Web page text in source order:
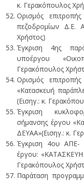
κ. Γερακόπουλος
Ορισμός
πεζοδρομίων Δ.Ε.
Χρήστος)
Έγκριση 4ης
υποέργου
Γερακόπουλος
Ορισμός
«Κατασκευή
(Εισηγ.: κ.
Έγκριση
σήμανσης έργου
ΔΕΥΑΑ»(Εισηγ.: κ.
Έγκριση 4ου ΑΠΕ-
έργου:
Γερακόπουλος
Παράταση